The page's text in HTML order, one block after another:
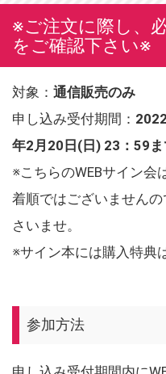
※ご注文に際し、
をご確認下さい※
対象： 通信販売のみ
申し込み受付期間：
年2月20日(日) 23：59
※こちらのWEBサイン会
着順ではございません
さいませ。
※サイン本には購入特典
参加方法